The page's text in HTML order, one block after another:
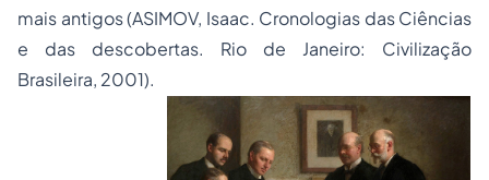
mais antigos (ASIMOV, Isaac. Cronologias das Ciências
e das descobertas. Rio de Janeiro: Civilização
Brasileira, 2001).